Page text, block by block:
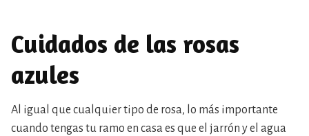
Cuidados de las rosas
azules
Al igual que cualquier tipo de rosa, lo más importante
cuando tengas tu ramo en casa es que el jarrón y el agua